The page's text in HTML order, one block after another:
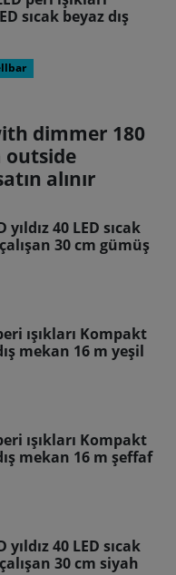
sıcak beyaz dış
dimmer 180
outside
alınır
40 LED sıcak
30 cm gümüş
ışıkları Kompakt
mekan 16 m yeşil
ışıkları Kompakt
mekan 16 m şeffaf
40 LED sıcak
30 cm siyah